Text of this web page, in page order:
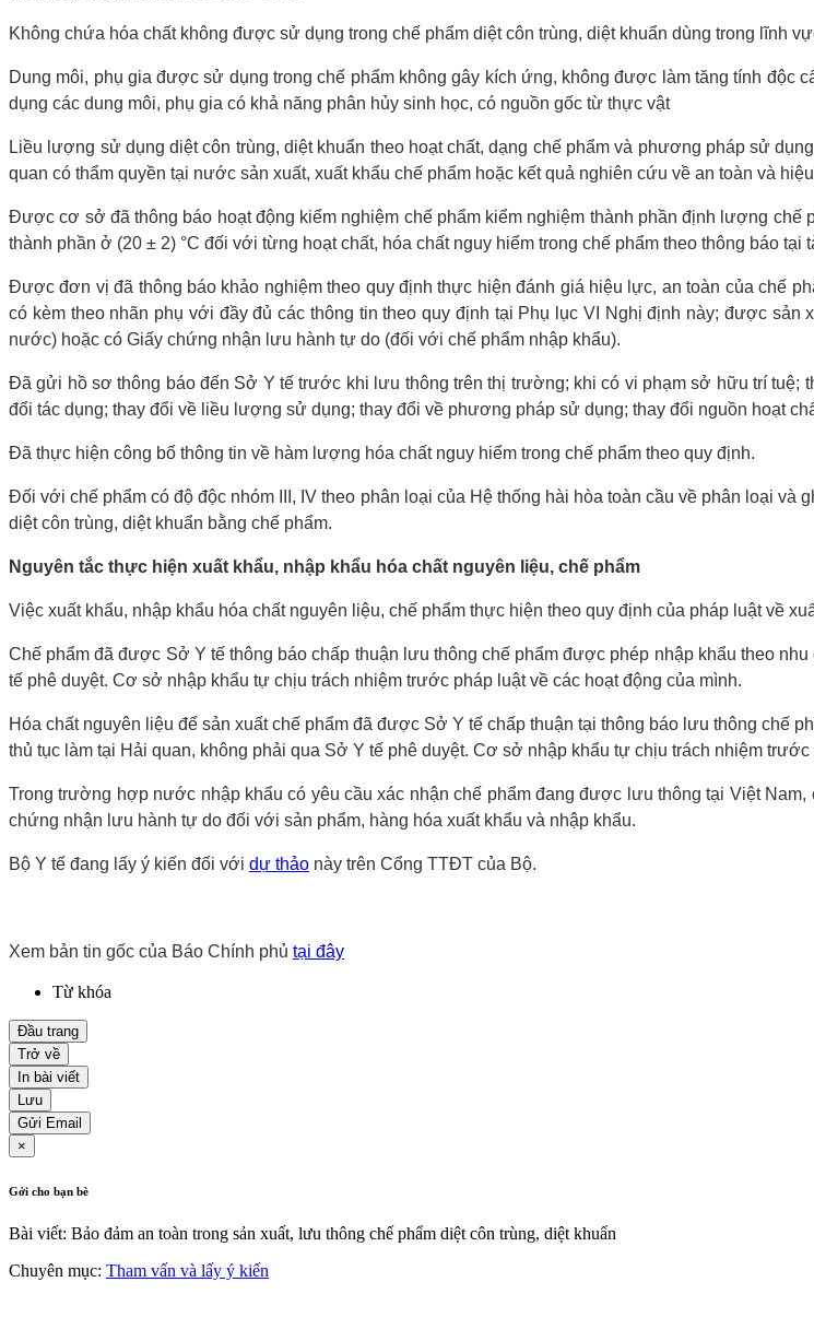
Không chứa hóa chất không được sử dụng trong chế phẩm diệt côn trùng, diệt khuẩn dùng trong lĩnh
Dung môi, phụ gia được sử dụng trong chế phẩm không gây kích ứng, không được làm tăng tính độc
dụng các dung môi, phụ gia có khả năng phân hủy sinh học, có nguồn gốc từ thực vật
Liều lượng sử dụng diệt côn trùng, diệt khuẩn theo hoạt chất, dạng chế phẩm và phương pháp sử
quan có thẩm quyền tại nước sản xuất, xuất khẩu chế phẩm hoặc kết quả nghiên cứu về an toàn và
Được cơ sở đã thông báo hoạt động kiểm nghiệm chế phẩm kiểm nghiệm thành phần định lượng
thành phần ở (20 ± 2) °C đối với từng hoạt chất, hóa chất nguy hiểm trong chế phẩm theo thông báo
Được đơn vị đã thông báo khảo nghiệm theo quy định thực hiện đánh giá hiệu lực, an toàn của chế
có kèm theo nhãn phụ với đầy đủ các thông tin theo quy định tại Phụ lục VI Nghị định này; được
nước) hoặc có Giấy chứng nhận lưu hành tự do (đối với chế phẩm nhập khẩu).
Đã gửi hồ sơ thông báo đến Sở Y tế trước khi lưu thông trên thị trường; khi có vi phạm sở hữu trí tuệ;
đổi tác dụng; thay đổi về liều lượng sử dụng; thay đổi về phương pháp sử dụng; thay đổi nguồn hoạt
Đã thực hiện công bố thông tin về hàm lượng hóa chất nguy hiểm trong chế phẩm theo quy định.
Đối với chế phẩm có độ độc nhóm III, IV theo phân loại của Hệ thống hài hòa toàn cầu về phân loại
diệt côn trùng, diệt khuẩn bằng chế phẩm.
Nguyên tắc thực hiện xuất khẩu, nhập khẩu hóa chất nguyên liệu, chế phẩm
Việc xuất khẩu, nhập khẩu hóa chất nguyên liệu, chế phẩm thực hiện theo quy định của pháp luật về
Chế phẩm đã được Sở Y tế thông báo chấp thuận lưu thông chế phẩm được phép nhập khẩu theo
tế phê duyệt. Cơ sở nhập khẩu tự chịu trách nhiệm trước pháp luật về các hoạt động của mình.
Hóa chất nguyên liệu để sản xuất chế phẩm đã được Sở Y tế chấp thuận tại thông báo lưu thông chế
thủ tục làm tại Hải quan, không phải qua Sở Y tế phê duyệt. Cơ sở nhập khẩu tự chịu trách nhiệm
Trong trường hợp nước nhập khẩu có yêu cầu xác nhận chế phẩm đang được lưu thông tại Việt
chứng nhận lưu hành tự do đối với sản phẩm, hàng hóa xuất khẩu và nhập khẩu.
Bộ Y tế đang lấy ý kiến đối với dự thảo này trên Cổng TTĐT của Bộ.
Xem bản tin gốc của Báo Chính phủ tại đây
Từ khóa
Đầu trang
Trở về
In bài viết
Lưu
Gửi Email
×
Gởi cho bạn bè
Bài viết: Bảo đảm an toàn trong sản xuất, lưu thông chế phẩm diệt côn trùng, diệt khuẩn
Chuyên mục: Tham vấn và lấy ý kiến